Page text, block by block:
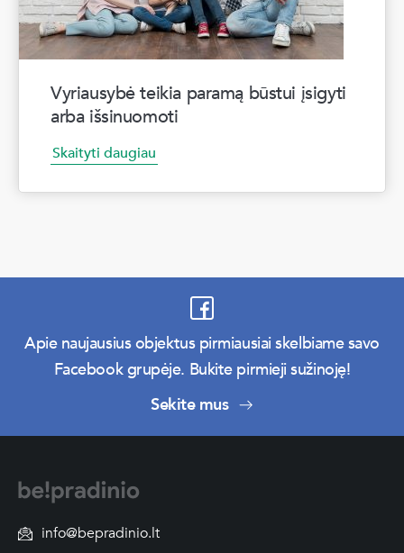
Vyriausybė teikia paramą būstui įsigyti
arba išsinuomoti
Skaityti daugiau
Apie naujausius objektus pirmiausiai skelbiame savo
Facebook grupėje. Bukite pirmieji sužinoję!
Sekite mus
info@bepradinio.lt